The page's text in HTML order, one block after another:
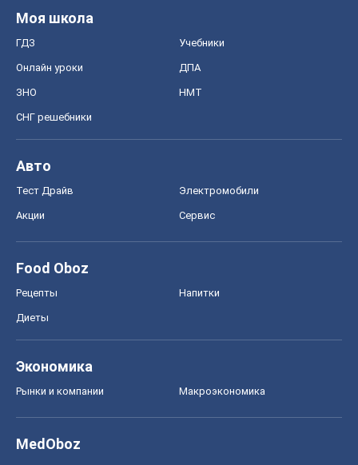
Моя школа
ГДЗ Учебники
Онлайн уроки ДПА
ЗНО НМТ
СНГ решебники
Авто
Тест Драйв Электромобили
Акции Сервис
Food Oboz
Рецепты Напитки
Диеты
Экономика
Рынки и компании Mакроэкономика
MedOboz